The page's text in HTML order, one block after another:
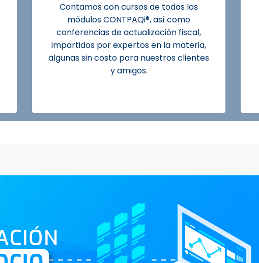
Contamos con cursos de todos los
módulos CONTPAQi®, así como
conferencias de actualización fiscal,
impartidos por expertos en la materia,
algunas sin costo para nuestros clientes
y amigos.